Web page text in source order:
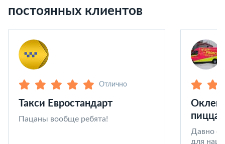
постоянных клиентов
Отлично
Такси Евростандарт
Пацаны вообще ребята!
пицца
Давно
для